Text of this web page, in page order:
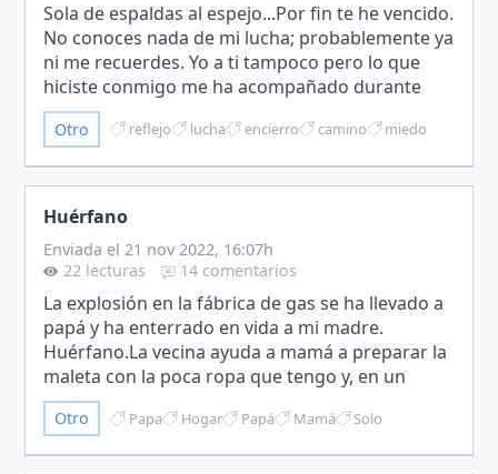
Sola de espaldas al espejo...Por fin te he vencido.
No conoces nada de mi lucha; probablemente ya
ni me recuerdes. Yo a ti tampoco pero lo que
hiciste conmigo me ha acompañado durante
tanto tiempo...Por fin te he vencido. Dejé atrás el
encier…
Otro reflejo lucha encierro camino miedo
Huérfano
Enviada el 21 nov 2022, 16:07h
22 lecturas
14 comentarios
La explosión en la fábrica de gas se ha llevado a
papá y ha enterrado en vida a mi madre.
Huérfano.La vecina ayuda a mamá a preparar la
maleta con la poca ropa que tengo y, en un
despiste de ambas, meto un par de tebeos de El
Capitán Trueno y…
Otro Papa Hogar Papá Mamá Solo